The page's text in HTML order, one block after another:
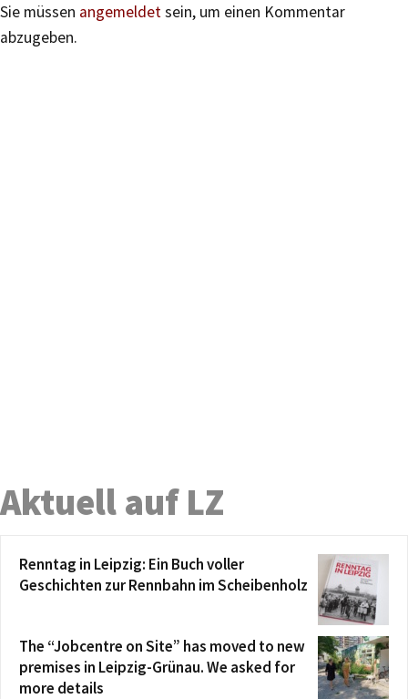
Sie müssen angemeldetsein, um einen Kommentar
abzugeben.
Aktuell auf LZ
Renntag in Leipzig: Ein Buch voller
Geschichten zur Rennbahn im Scheibenholz
The “Jobcentre on Site” has moved to new
premises in Leipzig-Grünau. We asked for
more details